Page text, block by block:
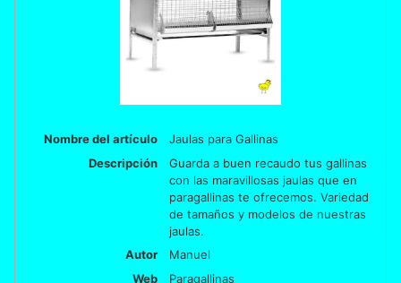
Nombre del artículo
Jaulas para Gallinas
Descripción
Guarda a buen recaudo tus gallinas
con las maravillosas jaulas que en
paragallinas te ofrecemos. Variedad
de tamaños y modelos de nuestras
jaulas.
Autor
Manuel
Web
Paragallinas